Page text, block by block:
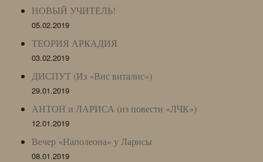
НОВЫЙ УЧИТЕЛЬ!
05.02.2019
ТЕОРИЯ АРКАДИЯ
03.02.2019
ДИСПУТ (Из «Вис виталис»)
29.01.2019
АНТОН и ЛАРИСА (из повести «ЛЧК»)
12.01.2019
Вечер «Наполеона» у Ларисы
08.01.2019